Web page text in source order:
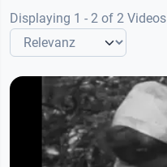
Displaying 1 - 2 of 2 Videos